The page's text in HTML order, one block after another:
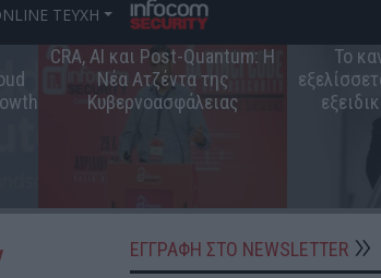
ΤΕΥΧΗ
CRA, AI και Post-Quantum: Η
Νέα Ατζέντα της
Κυβερνοασφάλειας
Το
ΕΓΓΡΑΦΗ ΣΤΟ NEWSLETTER